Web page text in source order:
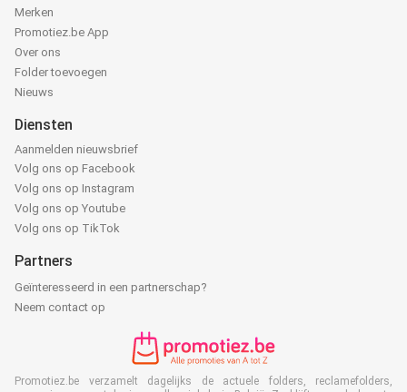
Merken
Promotiez.be App
Over ons
Folder toevoegen
Nieuws
Diensten
Aanmelden nieuwsbrief
Volg ons op Facebook
Volg ons op Instagram
Volg ons op Youtube
Volg ons op TikTok
Partners
Geïnteresseerd in een partnerschap?
Neem contact op
Promotiez.be verzamelt dagelijks de actuele folders, reclamefolders,